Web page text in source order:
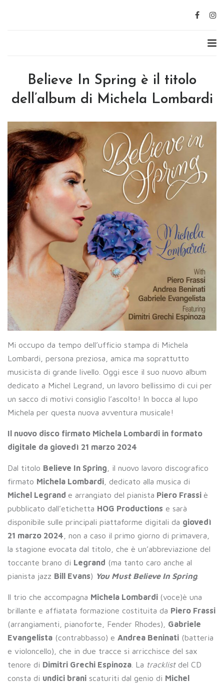
Believe In Spring è il titolo
dell’album di Michela Lombardi
Mi occupo da tempo dell’ufficio stampa di Michela
Lombardi, persona preziosa, amica ma soprattutto
musicista di grande livello. Oggi esce il suo nuovo album
dedicato a Michel Legrand, un lavoro bellissimo di cui per
un sacco di motivi consiglio l’ascolto! In bocca al lupo
Michela per questa nuova avventura musicale!
Il nuovo disco firmato Michela Lombardi in formato
digitale da giovedì 21 marzo 2024
Dal titolo Believe In Spring , il nuovo lavoro discografico
firmato Michela Lombardi , dedicato alla musica di
Michel Legrand e arrangiato del pianista Piero Frassi è
pubblicato dall’etichetta HOG Productions e sarà
disponibile sulle principali piattaforme digitali da giovedì
21 marzo 2024 , non a caso il primo giorno di primavera,
la stagione evocata dal titolo, che è un’abbreviazione del
toccante brano di Legrand (ma tanto caro anche al
pianista jazz Bill Evans) You Must Believe In Spring.
Il trio che accompagna Michela Lombardi (voce)è una
brillante e affiatata formazione costituita da Piero Frassi
(arrangiamenti, pianoforte, Fender Rhodes), Gabriele
Evangelista (contrabbasso) e Andrea Beninati (batteria
e violoncello), che in due tracce si arricchisce del sax
tenore di Dimitri Grechi Espinoza . La tracklistdel CD
consta di undici brani scaturiti dal genio di Michel